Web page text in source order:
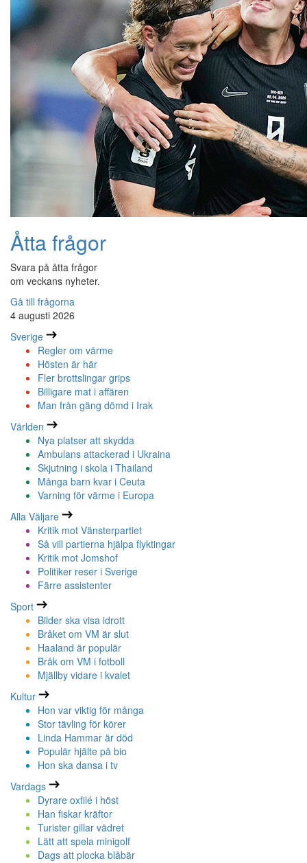
Åtta frågor
Svara på åtta frågor
om veckans nyheter.
Gå till frågorna
4 augusti 2026
Sverige
Regler om värme
Hösten är här
Fler brottslingar grips
Billigare mat i affären
Man från gäng dömd i Irak
Världen
Nya platser att skydda
Ambulans attackerad i Ukraina
Skjutning i skola i Thailand
Många barn kvar i Ceuta
Varning för värme i Europa
Alla Väljare
Kritik mot Vänsterpartiet
Så vill partierna hjälpa flyktingar
Kritik mot Jomshof
Politiker reser i Sverige
Färre assistenter
Sport
Bilder ska visa idrott
Bråket om VM är slut
Haaland är populär
Bråk om VM i fotboll
Mjällby vidare i kvalet
Kultur
Hon var viktig för många
Stor tävling för körer
Linda Hammar är död
Populär hjälte på bio
Hon ska dansa i tv
Vardags
Dyrare oxfilé i höst
Han fiskar kräftor
Turister gillar vädret
Lätt att spela minigolf
Dags att plocka blåbär